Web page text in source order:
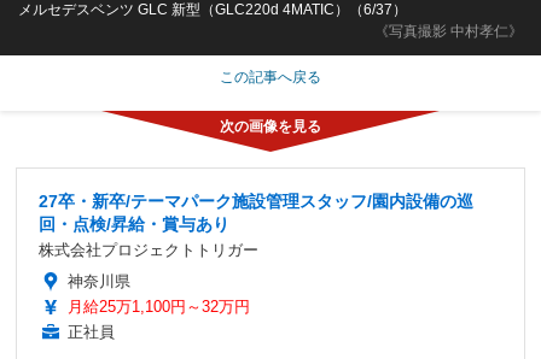
《写真撮影 中村孝仁》
メルセデスベンツ GLC 新型（GLC220d 4MATIC）（6/37）
この記事へ戻る
27卒・新卒/テーマパーク施設管理スタッフ/園内設備の巡
回・点検/昇給・賞与あり
株式会社プロジェクトトリガー
神奈川県
月給25万1,100円～32万円
正社員